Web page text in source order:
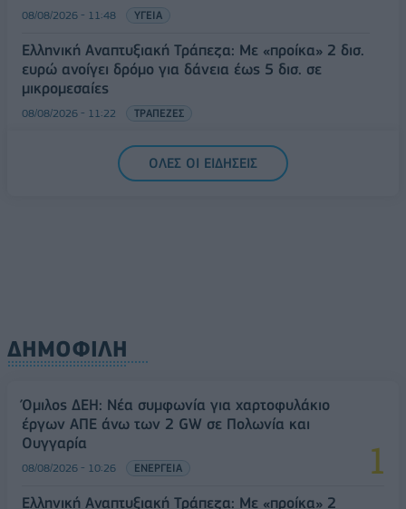
08/08/2026 - 11:48 ΥΓΕΙΑ
Ελληνική Αναπτυξιακή Τράπεζα: Με «προίκα» 2 δισ.
ευρώ ανοίγει δρόμο για δάνεια έως 5 δισ. σε
μικρομεσαίες
08/08/2026 - 11:22 ΤΡΑΠΕΖΕΣ
5G παντού, 6G στον ορίζοντα: Πού βρίσκεται η
Ελλάδα στη μεγάλη τεχνολογική μετάβαση
ΟΛΕΣ ΟΙ ΕΙΔΗΣΕΙΣ
ΔΗΜΟΦΙΛΗ
Όμιλος ΔΕΗ: Νέα συμφωνία για χαρτοφυλάκιο
έργων ΑΠΕ άνω των 2 GW σε Πολωνία και
Ουγγαρία
08/08/2026 - 10:26 ΕΝΕΡΓΕΙΑ
Ελληνική Αναπτυξιακή Τράπεζα: Με «προίκα» 2